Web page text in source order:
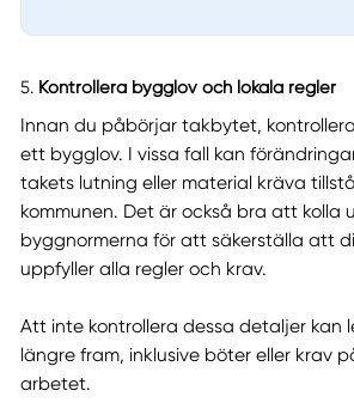
5. Kontrollera bygglov och lokala regler
Innan du påbörjar takbytet,
ett bygglov. I vissa fall kan
takets lutning eller material kräva
kommunen. Det är också bra att kolla
byggnormerna för att säkerställa att
uppfyller alla regler och krav.
Att inte kontrollera dessa detaljer kan
längre fram, inklusive böter eller krav
arbetet.